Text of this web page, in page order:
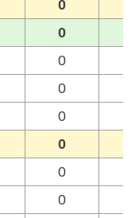
0
0
0
0
0
0
0
0